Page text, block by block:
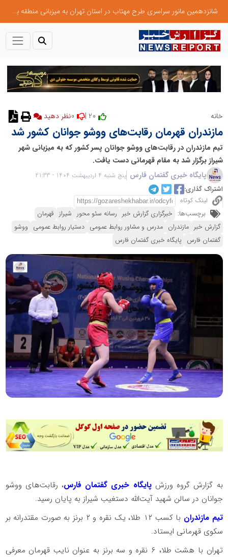
شانزدهمین مانور سراسری طرح مهتاب در استان تهران به میزبانی منطقه برق لواسان
خانه
مازندران قهرمان رقابت‌های ووشو جوانان کشور شد
تیم مازندران در رقابت‌های ووشو جوانان پسر کشور که به میزبانی شهر
شیراز برگزار شد به مقام قهرمانی دست یافت.
پایگاه خبری گفتمان فارس پنج شنبه 4 اردیبهشت 1404 - 21:33
اشتراک گذاری:
لینک کوتاه
برچسب‌ها: خبرگزاری گزارش خبر رسانه سئو محور شیراز قهرمان
گزارش خبر مازندران مدرس و مشاور روابط عمومی دستیار روابط عمومی ووشو
گفتمان فارس پایگاه خبری گفتمان فارس
به گزارش گروه ورزش پایگاه خبری گفتمان فارس، رقابت‌های ووشو
جوانان در سالن شهید آیت‌الله دستغیب شیراز به پایان رسید.
تیم مازندران
با کسب ۱۲ طلا، یک نقره و ۲ برنز به صورت مقتدرانه بر
سکوی قهرمانی ایستاد.
تهران با هشت طلا، ۶ نقره و سه برنز به عنوان نایب قهرمان معرفی